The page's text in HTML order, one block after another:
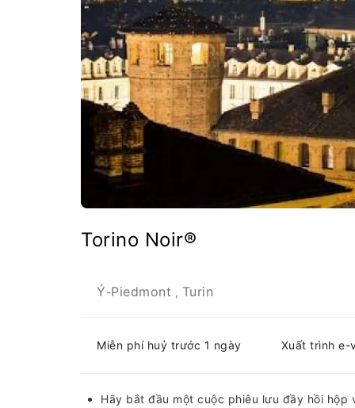
Torino Noir®
Ý-Piedmont , Turin
Miễn phí huỷ trước 1 ngày Xuất trình e-
Hãy bắt đầu một cuộc phiêu lưu đầy hồi hộp